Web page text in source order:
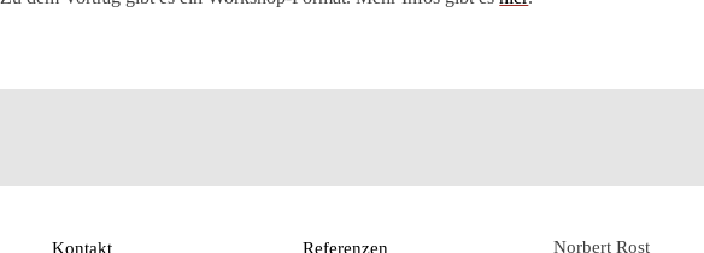
Kontakt Referenzen Norbert Rost